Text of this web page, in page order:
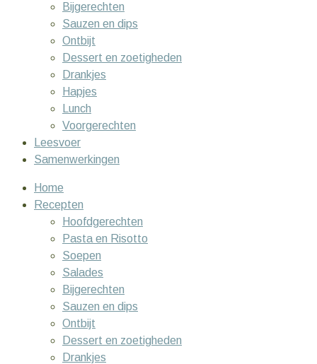
Bijgerechten
Sauzen en dips
Ontbijt
Dessert en zoetigheden
Drankjes
Hapjes
Lunch
Voorgerechten
Leesvoer
Samenwerkingen
Home
Recepten
Hoofdgerechten
Pasta en Risotto
Soepen
Salades
Bijgerechten
Sauzen en dips
Ontbijt
Dessert en zoetigheden
Drankjes